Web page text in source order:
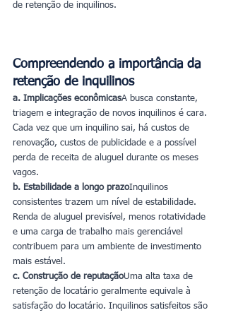
de retenção de inquilinos.
Compreendendo a importância da
retenção de inquilinos
a. Implicações econômicasA busca constante,
triagem e integração de novos inquilinos é cara.
Cada vez que um inquilino sai, há custos de
renovação, custos de publicidade e a possível
perda de receita de aluguel durante os meses
vagos.
b. Estabilidade a longo prazoInquilinos
consistentes trazem um nível de estabilidade.
Renda de aluguel previsível, menos rotatividade
e uma carga de trabalho mais gerenciável
contribuem para um ambiente de investimento
mais estável.
c. Construção de reputaçãoUma alta taxa de
retenção de locatário geralmente equivale à
satisfação do locatário. Inquilinos satisfeitos são